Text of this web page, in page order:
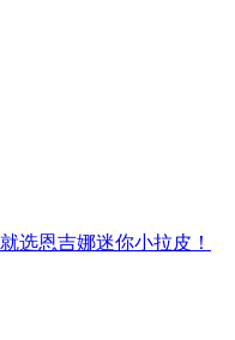
选恩吉娜迷你小拉皮！